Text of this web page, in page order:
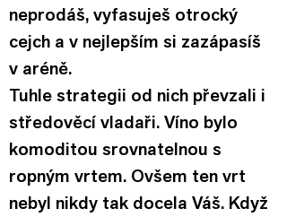
neprodáš, vyfasuješ otrocký
cejch a v nejlepším si zazápasíš
v aréně.
Tuhle strategii od nich převzali i
středověcí vladaři. Víno bylo
komoditou srovnatelnou s
ropným vrtem. Ovšem ten vrt
nebyl nikdy tak docela Váš. Když